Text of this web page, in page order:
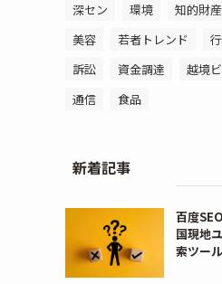
深セン
環境 知的財産
美容
若者トレンド
訴訟
資金調達 越境
通信
食品
新着記事
百度
国現地
索ツー